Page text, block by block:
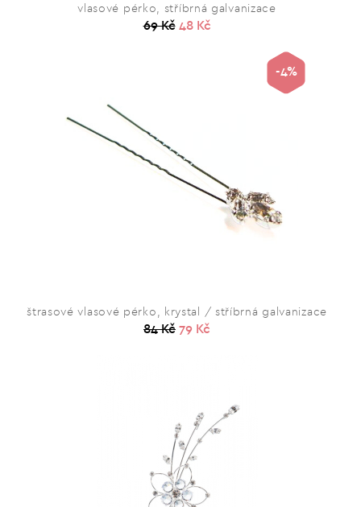
vlasové pérko, stříbrná galvanizace
69 Kč 48 Kč
štrasové vlasové pérko, krystal / stříbrná galvanizace
84 Kč 79 Kč
-4%